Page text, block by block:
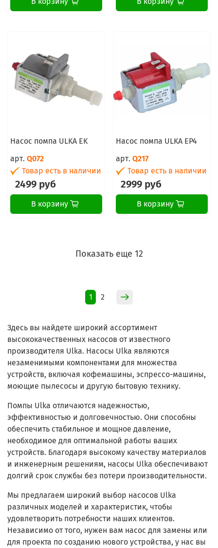
Насос помпа ULKA EK
арт. Q072
Товар есть в наличии
2499 руб
В корзину
Насос помпа ULKA EP4
арт. Q217
Товар есть в наличии
2999 руб
В корзину
Показать еще 12
1 2
Здесь вы найдете широкий ассортимент
высококачественных насосов от известного
производителя Ulka. Насосы Ulka являются
незаменимыми компонентами для множества
устройств, включая кофемашины, эспрессо-машины,
моющие пылесосы и другую бытовую технику.
Помпы Ulka отличаются надежностью,
эффективностью и долговечностью. Они способны
обеспечить стабильное и мощное давление,
необходимое для оптимальной работы ваших
устройств. Благодаря высокому качеству материалов
и инженерным решениям, насосы Ulka обеспечивают
долгий срок службы без потери производительности.
Мы предлагаем широкий выбор насосов Ulka
различных моделей и характеристик, чтобы
удовлетворить потребности наших клиентов.
Независимо от того, нужен вам насос для замены или
для проекта по созданию нового устройства, у нас вы